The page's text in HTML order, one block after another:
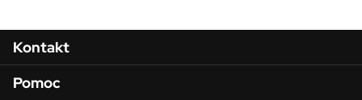
Menu w stopce
Kontakt
Pomoc